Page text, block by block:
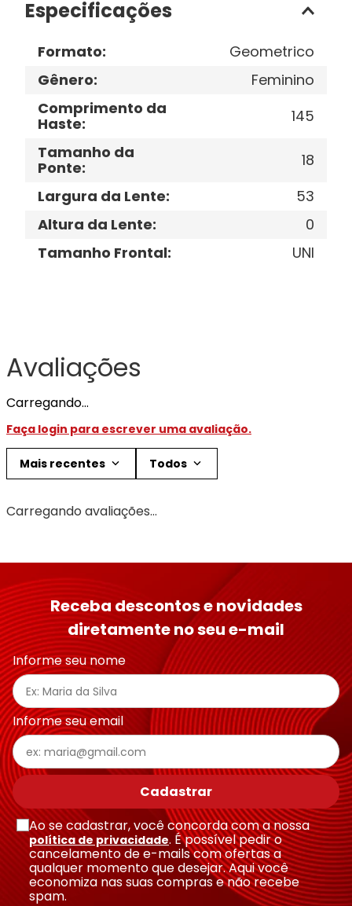
Especificações
Formato:
Geometrico
Gênero:
Feminino
Comprimento da
Haste:
145
Tamanho da
Ponte:
18
Largura da Lente:
53
Altura da Lente:
0
Tamanho Frontal: UNI
Avaliações
Carregando…
Faça login para escrever uma avaliação.
Mais recentes Todos
Carregando avaliações…
Receba descontos e novidades
diretamente no seu e-mail
Informe seu nome
Informe seu email
Cadastrar
Ao se cadastrar, você concorda com a nossa
política de privacidade. É possível pedir o
cancelamento de e-mails com ofertas a
qualquer momento que desejar. Aqui você
economiza nas suas compras e não recebe
spam.